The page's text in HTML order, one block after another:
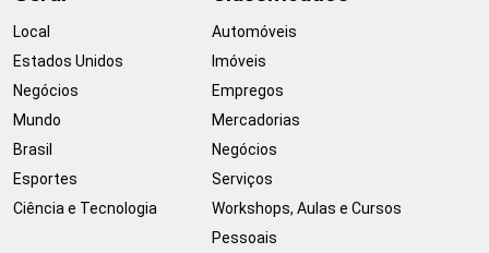
Local
Estados Unidos
Negócios
Mundo
Brasil
Esportes
Ciência e Tecnologia
Automóveis
Imóveis
Empregos
Mercadorias
Negócios
Serviços
Workshops, Aulas e Cursos
Pessoais